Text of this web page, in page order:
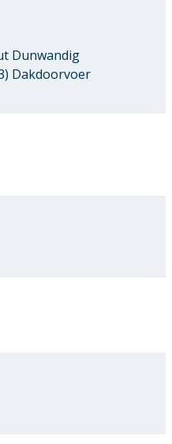
Dunwandig
Dakdoorvoer